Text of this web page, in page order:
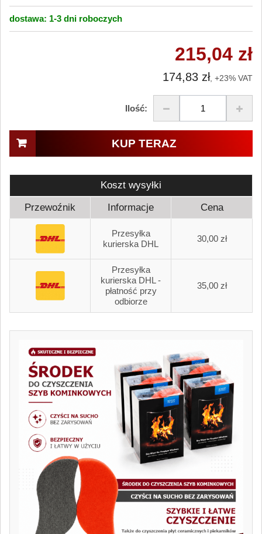
dostawa: 1-3 dni roboczych
215,04 zł
174,83 zł, +23% VAT
Ilość:
KUP TERAZ
Koszt wysyłki
Przewoźnik
Informacje Cena
Przesyłka
kurierska DHL
30,00 zł
Przesyłka
kurierska DHL -
płatność przy
odbiorze
35,00 zł